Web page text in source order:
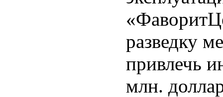
разведку
привлечь
млн.